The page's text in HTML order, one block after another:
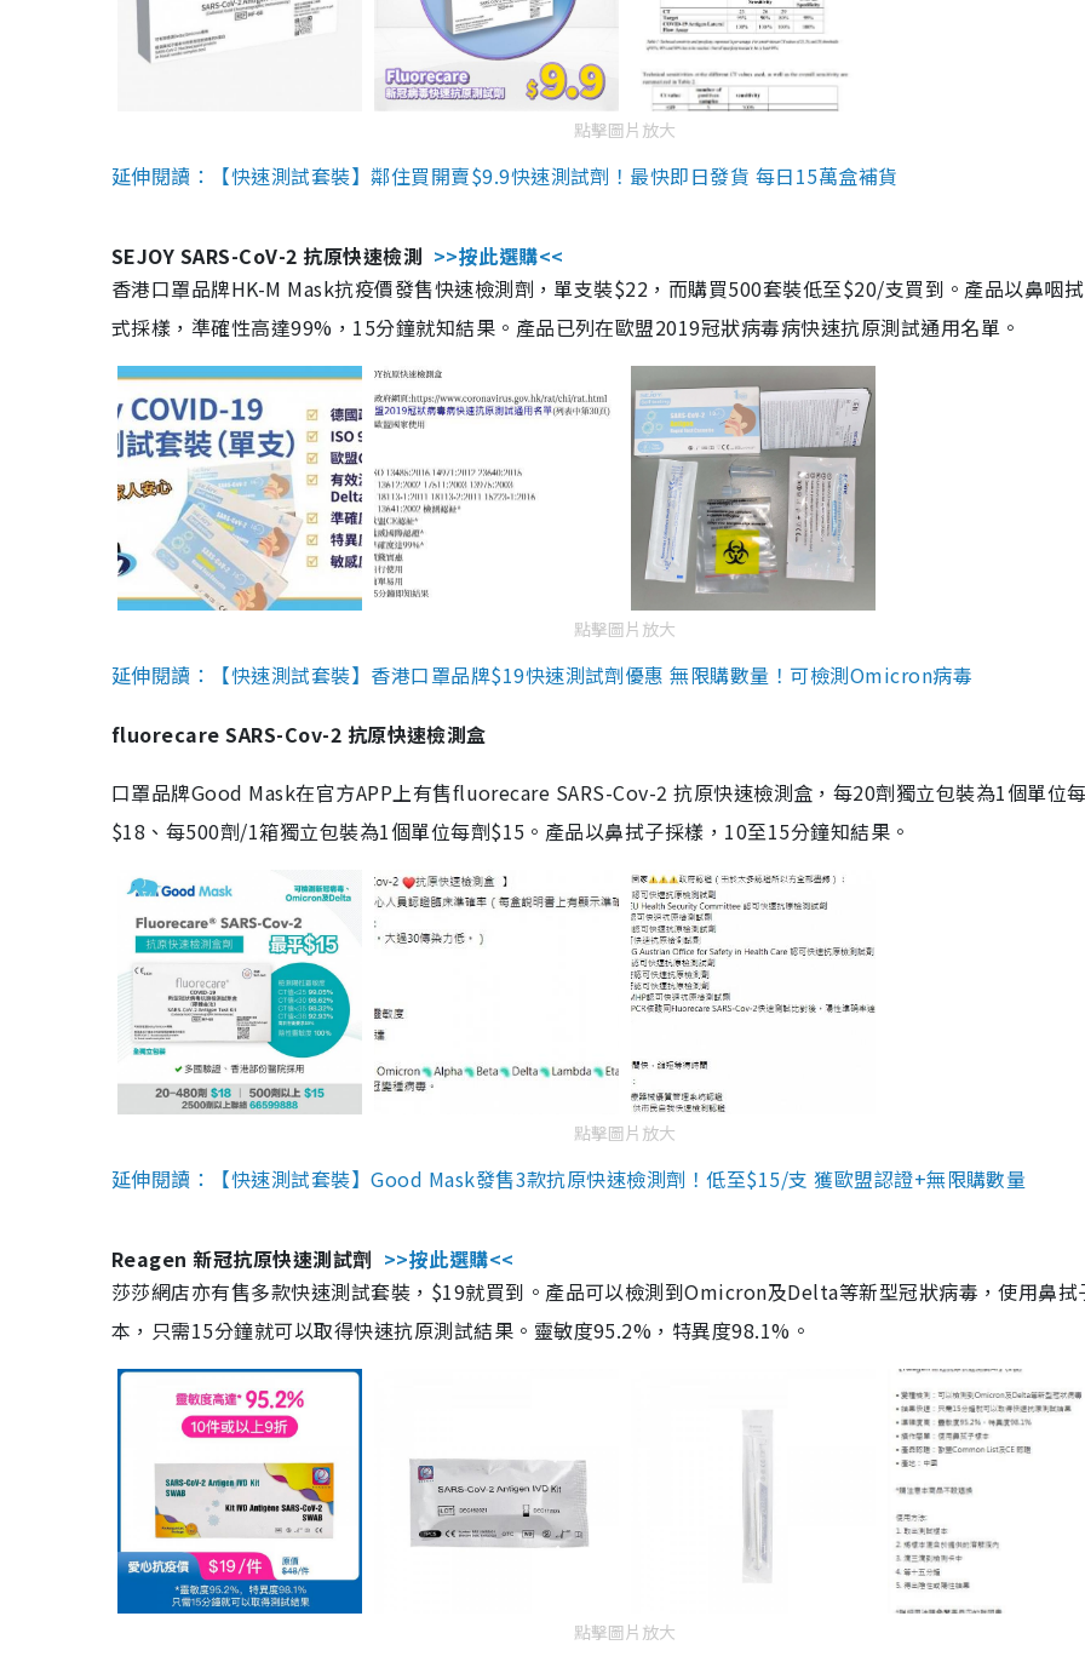
點擊圖片放大
延伸閱讀：【快速測試套裝】鄰住買開賣$9.9快速測試劑！最快即日發貨 每日15萬盒補貨
SEJOY SARS-CoV-2 抗原快速檢測 >>按此選購<<
香港口罩品牌HK-M Mask抗疫價發售快速檢測劑，單支裝$22，而購買500套裝低至$20/支買到。產品以鼻咽
式採樣，準確性高達99%，15分鐘就知結果。產品已列在歐盟2019冠狀病毒病快速抗原測試通用名單。
點擊圖片放大
延伸閱讀：【快速測試套裝】香港口罩品牌$19快速測試劑優惠 無限購數量！可檢測Omicron病毒
fluorecare SARS-Cov-2 抗原快速檢測盒
口罩品牌Good Mask在官方APP上有售fluorecare SARS-Cov-2 抗原快速檢測盒，每20劑獨立包裝為1個單位
$18、每500劑/1箱獨立包裝為1個單位每劑$15。產品以鼻拭子採樣，10至15分鐘知結果。
點擊圖片放大
延伸閱讀：【快速測試套裝】Good Mask發售3款抗原快速檢測劑！低至$15/支 獲歐盟認證+無限購數量
Reagen 新冠抗原快速測試劑 >>按此選購<<
莎莎網店亦有售多款快速測試套裝，$19就買到。產品可以檢測到Omicron及Delta等新型冠狀病毒，使用鼻拭
本，只需15分鐘就可以取得快速抗原測試結果。靈敏度95.2%，特異度98.1%。
點擊圖片放大